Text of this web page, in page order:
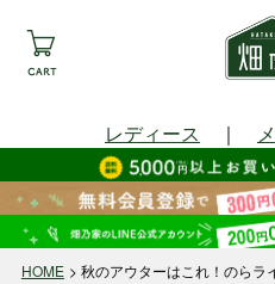
レディース ｜
HOME 秋のアウターはこれ！のらラ